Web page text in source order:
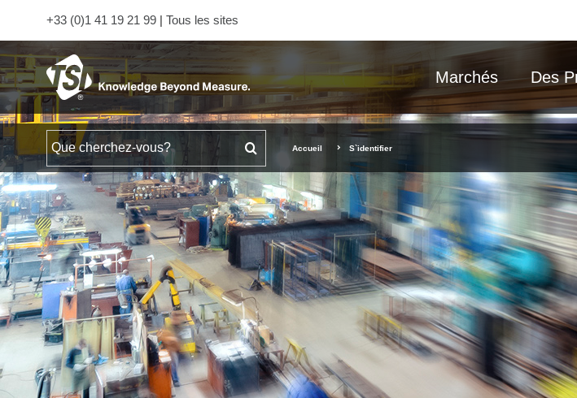
+33 (0)1 41 19 21 99 | Tous les sites
Marchés Des
Rechercher Accueil S`identifier